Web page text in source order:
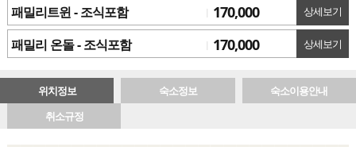
패밀리트윈 - 조식포함 170,000 상세보기
패밀리 온돌 - 조식포함 170,000 상세보기
위치정보 숙소정보
숙소이용안내
취소규정